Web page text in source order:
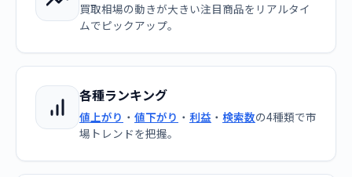
買取相場の動きが大きい注目商品をリアルタイ
ムでピックアップ。
各種ランキング
値上がり ・ 値下がり ・ 利益 ・ 検索数の4種類で市
場トレンドを把握。